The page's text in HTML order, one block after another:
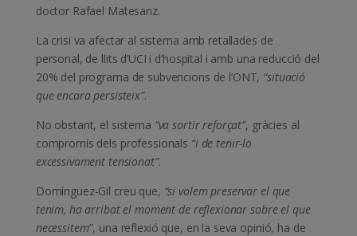
doctor Rafael Matesanz.
La crisi va afectar al sistema amb retallades de
personal, de llits d’UCI i d’hospital i amb una reducció del
20% del programa de subvencions de l’ONT, “situació
que encara persisteix”.
No obstant, el sistema “va sortir reforçat”, gràcies al
compromís dels professionals “i de tenir-lo
excessivament tensionat”.
Domínguez-Gil creu que, “si volem preservar el que
tenim, ha arribat el moment de reflexionar sobre el que
necessitem”, una reflexió que, en la seva opinió, ha de